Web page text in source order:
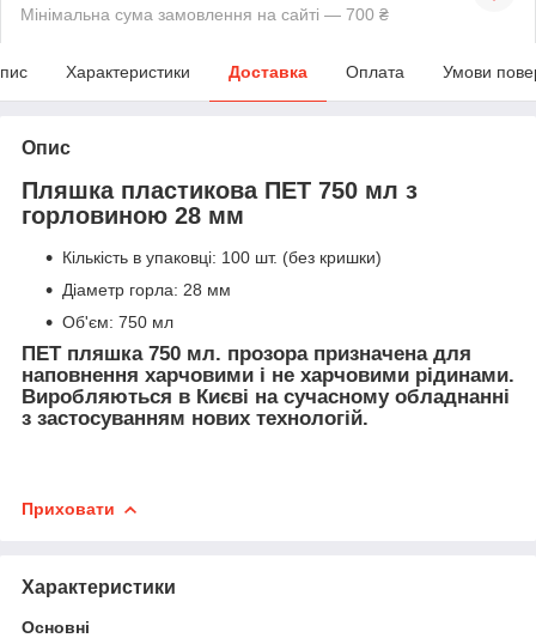
Мінімальна сума замовлення на сайті — 700 ₴
Характеристики Доставка Оплата Умови
Опис
Пляшка пластикова ПЕТ 750 мл з
горловиною 28 мм
Кількість в упаковці: 100 шт. (без кришки)
Діаметр горла: 28 мм
Об'єм: 750 мл
ПЕТ пляшка 750 мл. прозора призначена для
наповнення харчовими і не харчовими рідинами.
Виробляються в Києві на сучасному обладнанні
з застосуванням нових технологій.
Приховати
Характеристики
Основні